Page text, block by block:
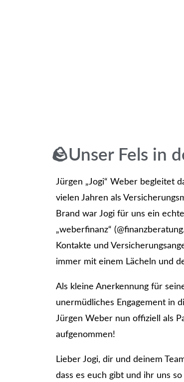
🪨Unser Fels in
Jürgen „Jogi“ Weber begleitet
vielen Jahren als
Brand war Jogi für uns ein
„weberfinanz“
Kontakte und
immer mit einem Lächeln und
Als kleine Anerkennung für
unermüdliches Engagement in
Jürgen Weber nun offiziell als
aufgenommen!
Lieber Jogi, dir und deinem
dass es euch gibt und ihr uns